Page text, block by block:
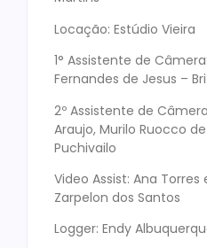
Locação: Estúdio Vieira
1° Assistente de
Fernandes de Jesus –
2º Assistente de
Araujo, Murilo Ruocco
Puchivailo
Video Assist: Ana Torres
Zarpelon dos Santos
Logger: Endy